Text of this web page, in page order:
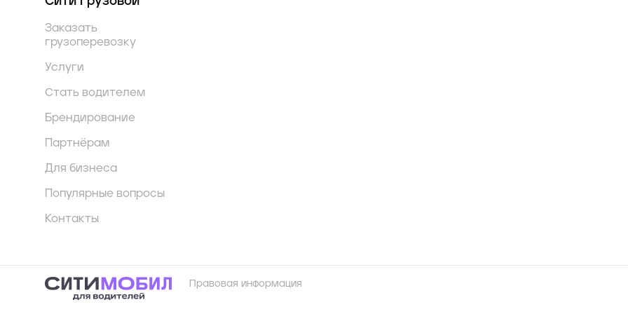
Заказать
грузоперевозку
Услуги
Стать водителем
Брендирование
Партнёрам
Для бизнеса
Популярные вопросы
Контакты
Правовая информация